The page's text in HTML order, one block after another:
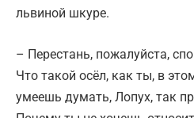
львиной шкуре.
– Перестань, пожалуйста,
Что такой осёл, как ты, в
умеешь думать, Лопух, так